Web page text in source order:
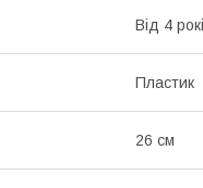
Від 4
Пластик
26 см